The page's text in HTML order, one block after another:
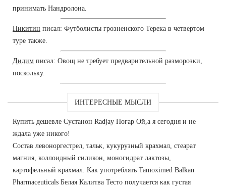
принимать Нандролона.
Никитин писал: Футболисты грозненского Терека в четвертом
туре также.
Дидим писал: Овощ не требует предварительной разморозки,
поскольку.
ИНТЕРЕСНЫЕ МЫСЛИ
Купить дешевле Сустанон Radjay Погар Ой,а я сегодня и не
ждала уже никого!
Состав левоноргестрел, тальк, кукурузный крахмал, стеарат
магния, коллоидный силикон, моногидрат лактозы,
картофельный крахмал. Как употреблять Tamoximed Balkan
Pharmaceuticals Белая Калитва Тесто получается как густая